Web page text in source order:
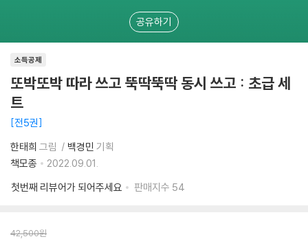
공유하기
소득공제
또박또박 따라 쓰고 뚝딱뚝딱 동시 쓰고 : 초급 세
트
전5권
한태희 그림 백경민 기획
책모종
2022.09.01.
첫번째 리뷰어가 되어주세요
판매지수 54
42,500원